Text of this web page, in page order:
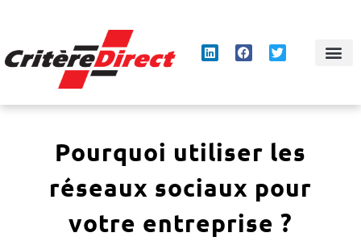
Pourquoi utiliser les
réseaux sociaux pour
votre entreprise ?